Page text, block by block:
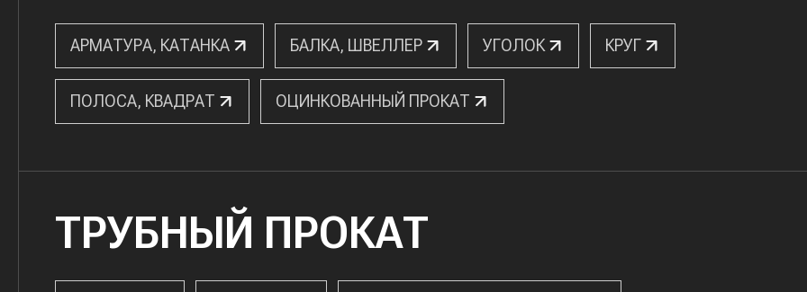
АРМАТУРА, КАТАНКА БАЛКА, ШВЕЛЛЕР УГОЛОК КРУГ
ПОЛОСА, КВАДРАТ ОЦИНКОВАННЫЙ ПРОКАТ
ТРУБНЫЙ ПРОКАТ